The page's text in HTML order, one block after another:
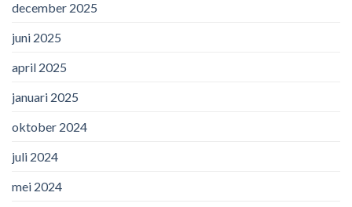
december 2025
juni 2025
april 2025
januari 2025
oktober 2024
juli 2024
mei 2024